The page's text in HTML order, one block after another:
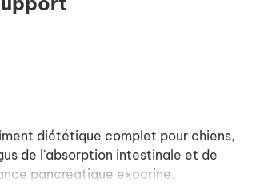
diététique complet pour chiens,
de l'absorption intestinale et de
pancréatique exocrine.